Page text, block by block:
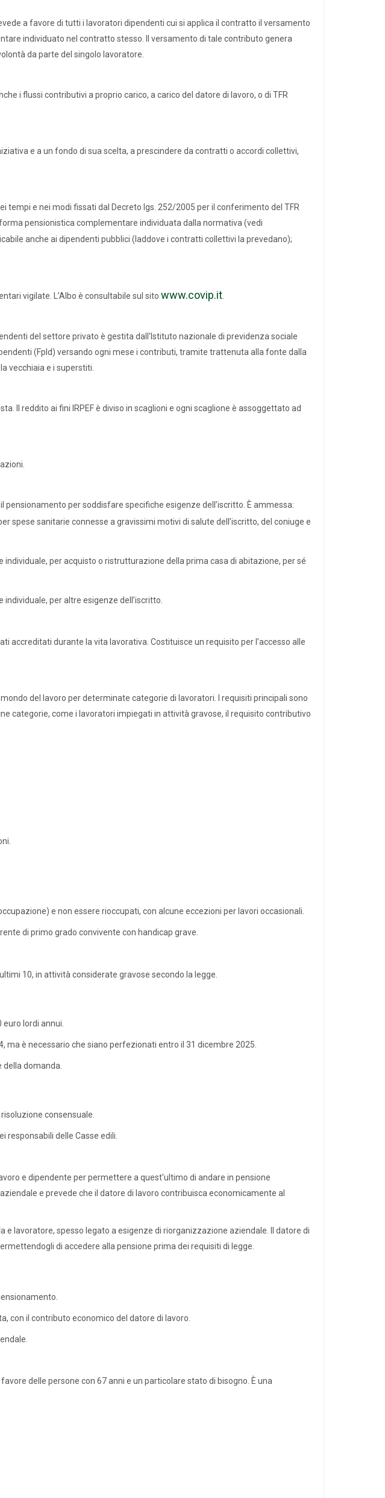
a favore di tutti i lavoratori dipendenti cui si applica il contratto il versamento
individuato nel contratto stesso. Il versamento di tale contributo genera
da parte del singolo lavoratore.
i flussi contributivi a proprio carico, a carico del datore di lavoro, o di TFR
e a un fondo di sua scelta, a prescindere da contratti o accordi collettivi,
e nei modi fissati dal Decreto lgs. 252/2005 per il conferimento del TFR
pensionistica complementare individuata dalla normativa (vedi
anche ai dipendenti pubblici (laddove i contratti collettivi la prevedano);
vigilate. L’Albo è consultabile sul sito www.covip.it
del settore privato è gestita dall'Istituto nazionale di previdenza sociale
(Fpld) versando ogni mese i contributi, tramite trattenuta alla fonte dalla
vecchiaia e i superstiti.
Il reddito ai fini IRPEF è diviso in scaglioni e ogni scaglione è assoggettato ad
per soddisfare specifiche esigenze dell’iscritto. È ammessa:
spese sanitarie connesse a gravissimi motivi di salute dell’iscritto, del coniuge e
per acquisto o ristrutturazione della prima casa di abitazione, per sé
per altre esigenze dell’iscritto.
accreditati durante la vita lavorativa. Costituisce un requisito per l’accesso alle
del lavoro per determinate categorie di lavoratori. I requisiti principali sono
categorie, come i lavoratori impiegati in attività gravose, il requisito contributivo
e non essere rioccupati, con alcune eccezioni per lavori occasionali.
di primo grado convivente con handicap grave.
10, in attività considerate gravose secondo la legge.
lordi annui.
ma è necessario che siano perfezionati entro il 31 dicembre 2025.
domanda.
consensuale.
responsabili delle Casse edili.
e dipendente per permettere a quest'ultimo di andare in pensione
e prevede che il datore di lavoro contribuisca economicamente al
e lavoratore, spesso legato a esigenze di riorganizzazione aziendale. Il datore di
di accedere alla pensione prima dei requisiti di legge.
con il contributo economico del datore di lavoro.
delle persone con 67 anni e un particolare stato di bisogno. È una